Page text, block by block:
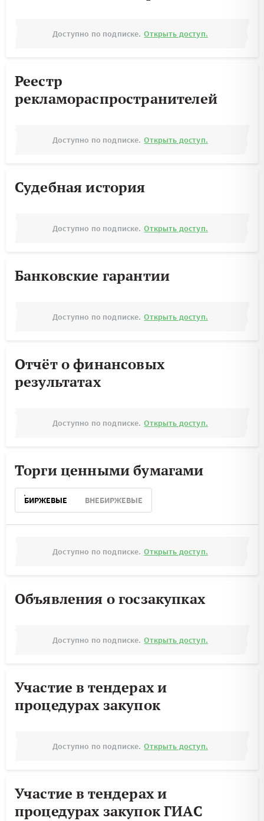
Доступно по подписке. Открыть доступ.
Реестр
рекламораспространителей
Доступно по подписке. Открыть доступ.
Судебная история
Доступно по подписке. Открыть доступ.
Банковские гарантии
Доступно по подписке. Открыть доступ.
Отчёт о финансовых
результатах
Доступно по подписке. Открыть доступ.
Торги ценными бумагами
БИРЖЕВЫЕ ВНЕБИРЖЕВЫЕ
Доступно по подписке. Открыть доступ.
Объявления о госзакупках
Доступно по подписке. Открыть доступ.
Участие в тендерах и
процедурах закупок
Доступно по подписке. Открыть доступ.
Участие в тендерах и
процедурах закупок ГИАС